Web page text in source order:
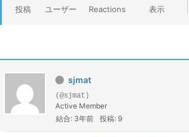
投稿 ユーザー Reactions 表示
sjmat
(@sjmat)
Active Member
結合: 3年前
投稿: 9